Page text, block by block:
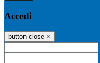
Accedi
button close ×